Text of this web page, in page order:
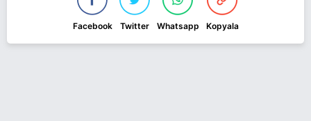
Facebook Twitter Whatsapp Kopyala